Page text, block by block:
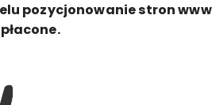
pozycjonowanie stron